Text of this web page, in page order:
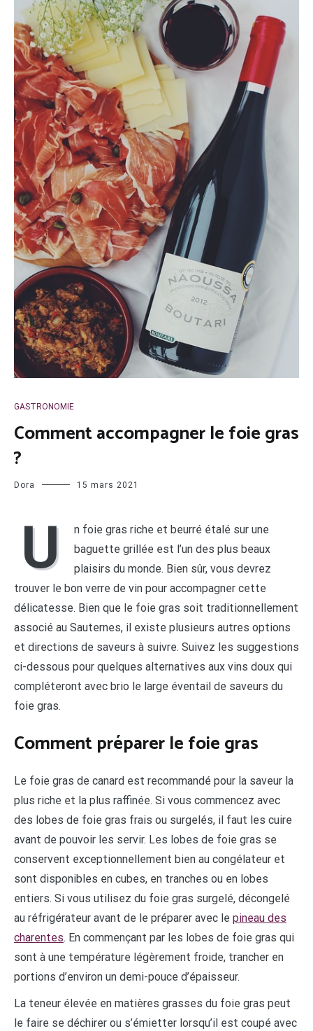
GASTRONOMIE
Comment accompagner le foie gras
?
Dora 15 mars 2021
U
n foie gras riche et beurré étalé sur une
baguette grillée est l’un des plus beaux
plaisirs du monde. Bien sûr, vous devrez
trouver le bon verre de vin pour accompagner cette
délicatesse. Bien que le foie gras soit traditionnellement
associé au Sauternes, il existe plusieurs autres options
et directions de saveurs à suivre. Suivez les suggestions
ci-dessous pour quelques alternatives aux vins doux qui
compléteront avec brio le large éventail de saveurs du
foie gras.
Comment préparer le foie gras
Le foie gras de canard est recommandé pour la saveur la
plus riche et la plus raffinée. Si vous commencez avec
des lobes de foie gras frais ou surgelés, il faut les cuire
avant de pouvoir les servir. Les lobes de foie gras se
conservent exceptionnellement bien au congélateur et
sont disponibles en cubes, en tranches ou en lobes
entiers. Si vous utilisez du foie gras surgelé, décongelé
au réfrigérateur avant de le préparer avec le pineau des
charentes. En commençant par les lobes de foie gras qui
sont à une température légèrement froide, trancher en
portions d’environ un demi-pouce d’épaisseur.
La teneur élevée en matières grasses du foie gras peut
le faire se déchirer ou s’émietter lorsqu’il est coupé avec